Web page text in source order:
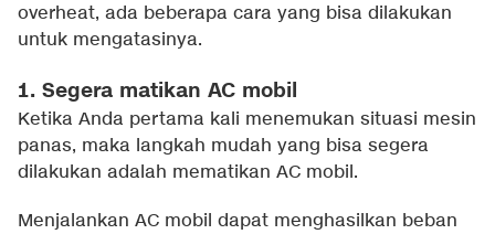
overheat, ada beberapa cara yang bisa dilakukan
untuk mengatasinya.
1. Segera matikan AC mobil
Ketika Anda pertama kali menemukan situasi mesin
panas, maka langkah mudah yang bisa segera
dilakukan adalah mematikan AC mobil.
Menjalankan AC mobil dapat menghasilkan beban